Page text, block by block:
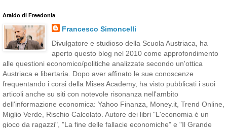
Araldo di Freedonia
Francesco Simoncelli
Divulgatore e studioso della Scuola Austriaca, ha
aperto questo blog nel 2010 come approfondimento
alle questioni economico/politiche analizzate secondo un'ottica
Austriaca e libertaria. Dopo aver affinato le sue conoscenze
frequentando i corsi della Mises Academy, ha visto pubblicati i suoi
articoli anche su siti con notevole risonanza nell'ambito
dell'informazione economica: Yahoo Finanza, Money.it, Trend Online,
Miglio Verde, Rischio Calcolato. Autore dei libri "L'economia è un
gioco da ragazzi", "La fine delle fallacie economiche" e "Il Grande